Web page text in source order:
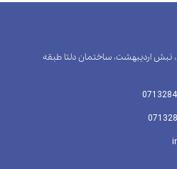
نبش اردیبهشت، ساختمان دلتا طبقه